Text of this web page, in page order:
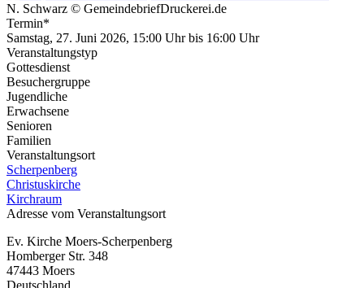
N. Schwarz © GemeindebriefDruckerei.de
Termin*
Samstag, 27. Juni 2026, 15:00 Uhrbis 16:00 Uhr
Veranstaltungstyp
Gottesdienst
Besuchergruppe
Jugendliche
Erwachsene
Senioren
Familien
Veranstaltungsort
Scherpenberg
Christuskirche
Kirchraum
Adresse vom Veranstaltungsort
Ev. Kirche Moers-Scherpenberg
Homberger Str. 348
47443 Moers
Deutschland